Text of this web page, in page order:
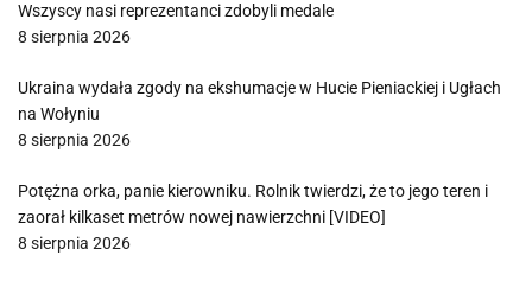
Wszyscy nasi reprezentanci zdobyli medale
8 sierpnia 2026
Ukraina wydała zgody na ekshumacje w Hucie Pieniackiej i Ugłach
na Wołyniu
8 sierpnia 2026
Potężna orka, panie kierowniku. Rolnik twierdzi, że to jego teren i
zaorał kilkaset metrów nowej nawierzchni [VIDEO]
8 sierpnia 2026